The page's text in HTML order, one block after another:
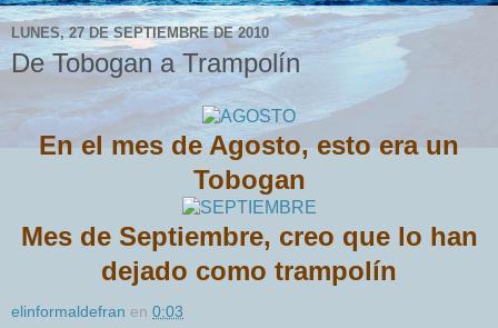
LUNES, 27 DE SEPTIEMBRE DE 2010
De Tobogan a Trampolín
En el mes de Agosto, esto era un
Tobogan
Mes de Septiembre, creo que lo han
dejado como trampolín
elinformaldefran en 0:03